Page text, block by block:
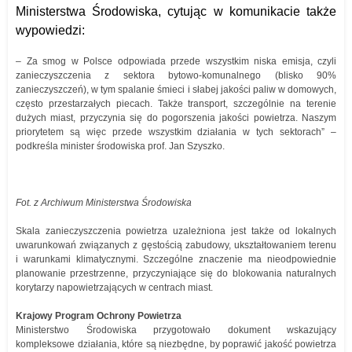
Ministerstwa Środowiska, cytując w komunikacie także
wypowiedzi:
– Za smog w Polsce odpowiada przede wszystkim niska emisja, czyli
zanieczyszczenia z sektora bytowo-komunalnego (blisko 90%
zanieczyszczeń), w tym spalanie śmieci i słabej jakości paliw w domowych,
często przestarzałych piecach. Także transport, szczególnie na terenie
dużych miast, przyczynia się do pogorszenia jakości powietrza. Naszym
priorytetem są więc przede wszystkim działania w tych sektorach” –
podkreśla minister środowiska prof. Jan Szyszko.
Fot. z Archiwum Ministerstwa Środowiska
Skala zanieczyszczenia powietrza uzależniona jest także od lokalnych
uwarunkowań związanych z gęstością zabudowy, ukształtowaniem terenu
i warunkami klimatycznymi. Szczególne znaczenie ma nieodpowiednie
planowanie przestrzenne, przyczyniające się do blokowania naturalnych
korytarzy napowietrzających w centrach miast.
Krajowy Program Ochrony Powietrza
Ministerstwo Środowiska przygotowało dokument wskazujący
kompleksowe działania, które są niezbędne, by poprawić jakość powietrza